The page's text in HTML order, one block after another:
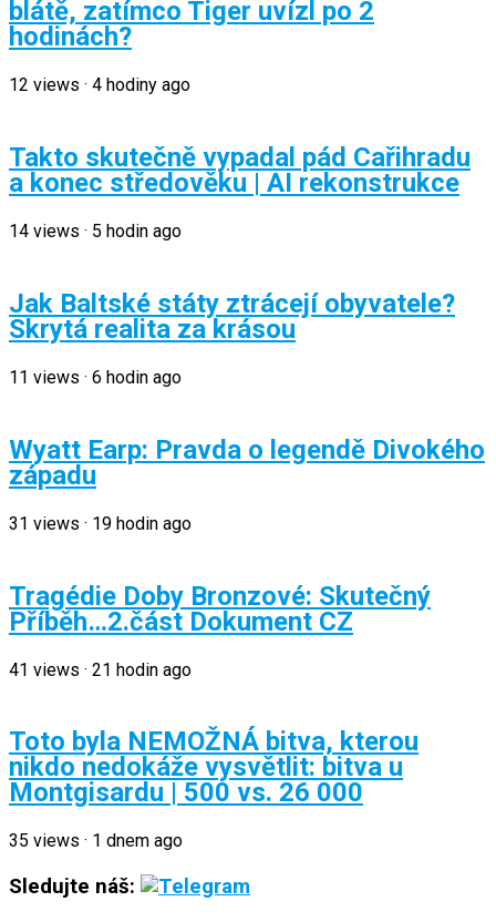
blátě, zatímco Tiger uvízl po 2
hodinách?
12 views · 4 hodiny ago
Takto skutečně vypadal pád Cařihradu
a konec středověku | AI rekonstrukce
14 views · 5 hodin ago
Jak Baltské státy ztrácejí obyvatele?
Skrytá realita za krásou
11 views · 6 hodin ago
Wyatt Earp: Pravda o legendě Divokého
západu
31 views · 19 hodin ago
Tragédie Doby Bronzové: Skutečný
Příběh…2.část Dokument CZ
41 views · 21 hodin ago
Toto byla NEMOŽNÁ bitva, kterou
nikdo nedokáže vysvětlit: bitva u
Montgisardu | 500 vs. 26 000
35 views · 1 dnem ago
Sledujte náš: